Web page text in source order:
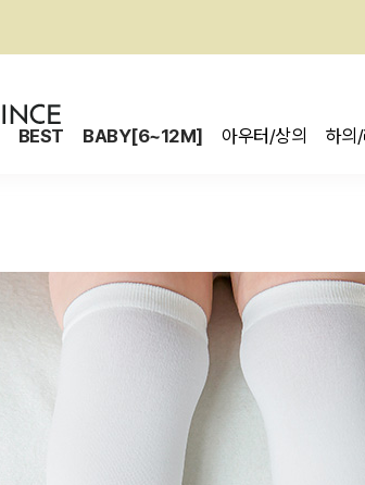
BEST BABY[6~12M] 아우터/상의 하의